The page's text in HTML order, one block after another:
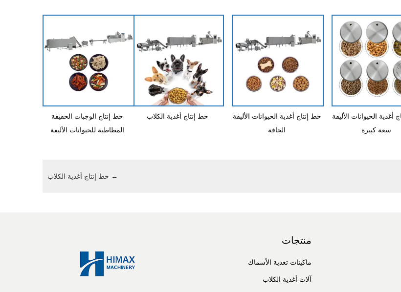
أغذية الحيوانات الأليفة
سعة كبيرة
خط إنتاج أغذية الحيوانات الأليفة
الجافة
خط إنتاج أغذية الكلاب
خط إنتاج الوجبات الخفيفة
المطاطية للحيوانات الأليفة
← خط إنتاج أغذية الكلاب
منتجات
ماكينات تغذية الأسماك
آلات أغذية الكلاب